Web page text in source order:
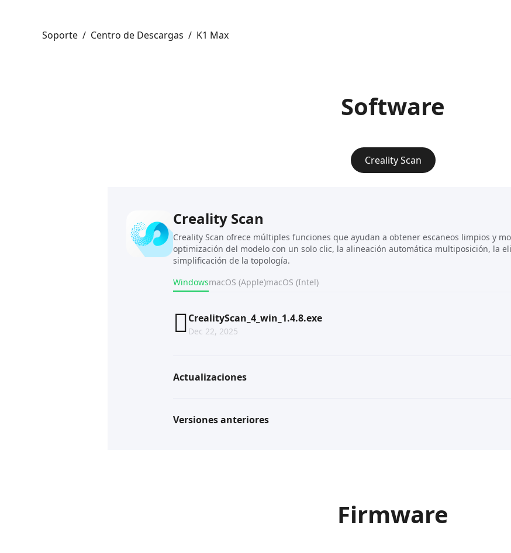
Soporte / Centro de Descargas / K1 Max
Software
Creality Scan
Creality Scan
Creality Scan ofrece múltiples funciones que ayudan a obtener escaneos limpios y
optimización del modelo con un solo clic, la alineación automática multiposición, la
simplificación de la topología.
WindowsmacOS (Apple)macOS (Intel)
CrealityScan_4_win_1.4.8.exe
Dec 22, 2025
Actualizaciones
Versiones anteriores
Firmware